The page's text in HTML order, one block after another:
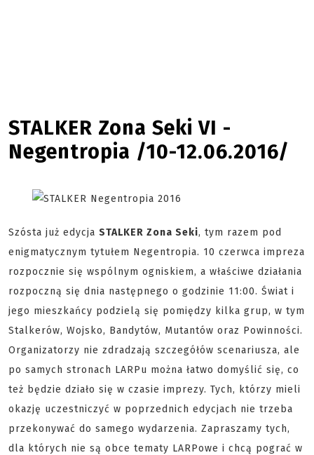
STALKER Zona Seki VI -
Negentropia /10-12.06.2016/
Szósta już edycja STALKER Zona Seki, tym razem pod
enigmatycznym tytułem Negentropia. 10 czerwca impreza
rozpocznie się wspólnym ogniskiem, a właściwe działania
rozpoczną się dnia następnego o godzinie 11:00. Świat i
jego mieszkańcy podzielą się pomiędzy kilka grup, w tym
Stalkerów, Wojsko, Bandytów, Mutantów oraz Powinności.
Organizatorzy nie zdradzają szczegółów scenariusza, ale
po samych stronach LARPu można łatwo domyślić się, co
też będzie działo się w czasie imprezy. Tych, którzy mieli
okazję uczestniczyć w poprzednich edycjach nie trzeba
przekonywać do samego wydarzenia. Zapraszamy tych,
dla których nie są obce tematy LARPowe i chcą pograć w